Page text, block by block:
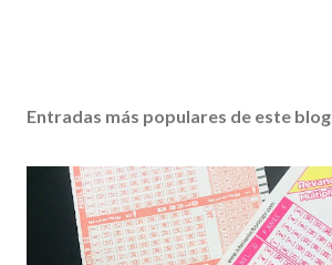
Entradas más populares de este blog